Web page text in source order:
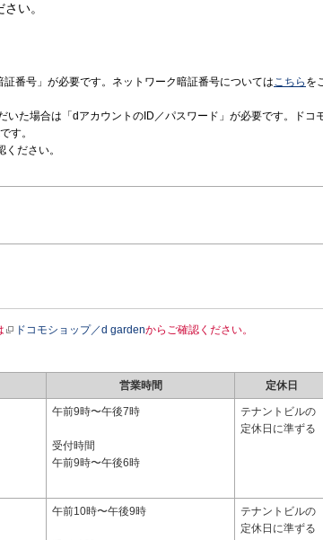
い。
番号」が必要です。ネットワーク暗証番号についてはこちら を
た場合は「dアカウントのID／パスワード」が必要です。ドコ
す。
ください。
ドコモショップ／d gardenからご確認ください。
営業時間 定休日
午前9時〜午後7時
受付時間
午前9時〜午後6時
テナントビルの
定休日に準ずる
午前10時〜午後9時
テナントビルの
定休日に準ずる